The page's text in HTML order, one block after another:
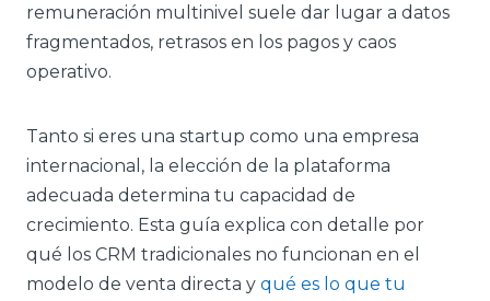
remuneración multinivel suele dar lugar a datos
fragmentados, retrasos en los pagos y caos
operativo.
Tanto si eres una startup como una empresa
internacional, la elección de la plataforma
adecuada determina tu capacidad de
crecimiento. Esta guía explica con detalle por
qué los CRM tradicionales no funcionan en el
modelo de venta directa y qué es lo que tu